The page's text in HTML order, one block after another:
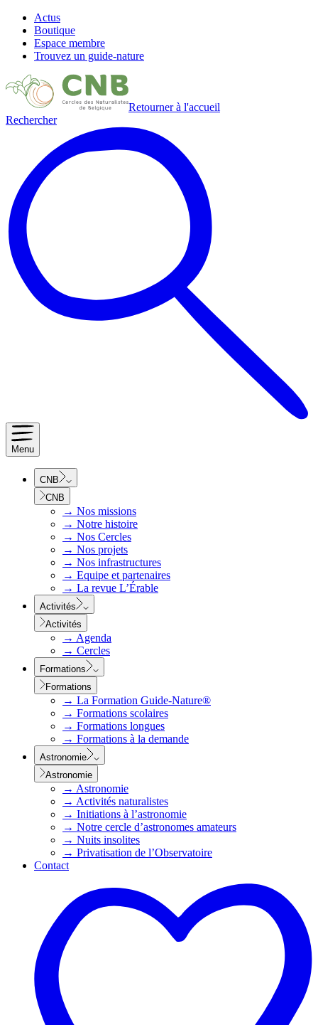
Actus
Boutique
Espace membre
Trouvez un guide-nature
Retourner à l'accueil
Rechercher
Menu
CNB
CNB
→ Nos missions
→ Notre histoire
→ Nos Cercles
→ Nos projets
→ Nos infrastructures
→ Equipe et partenaires
→ La revue L’Érable
Activités
Activités
→ Agenda
→ Cercles
Formations
Formations
→ La Formation Guide-Nature®
→ Formations scolaires
→ Formations longues
→ Formations à la demande
Astronomie
Astronomie
→ Astronomie
→ Activités naturalistes
→ Initiations à l’astronomie
→ Notre cercle d’astronomes amateurs
→ Nuits insolites
→ Privatisation de l’Observatoire
Contact